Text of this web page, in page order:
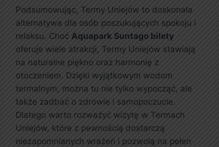
Podsumowując, Termy Uniejów to doskonała
alternatywa dla osób poszukujących spokoju i
relaksu. Choć Aquapark Suntago bilety
oferuje wiele atrakcji, Termy Uniejów stawiają
na naturalne piękno oraz harmonię z
otoczeniem. Dzięki wyjątkowym wodom
termalnym, można tu nie tylko wypocząć, ale
także zadbać o zdrowie i samopoczucie.
Dlatego warto rozważyć wizytę w Termach
Uniejów, które z pewnością dostarczą
niezapomnianych wrażeń i pozwolą na pełen